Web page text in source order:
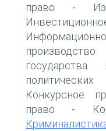
право -
производство
Конкурсное
право -